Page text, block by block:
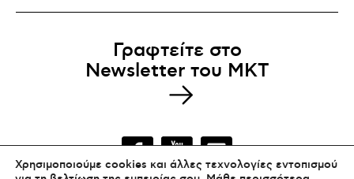
Γραφτείτε στο
Newsletter του MKT
Χρησιμοποιούμε cookies και άλλες τεχνολογίες εντοπισμού